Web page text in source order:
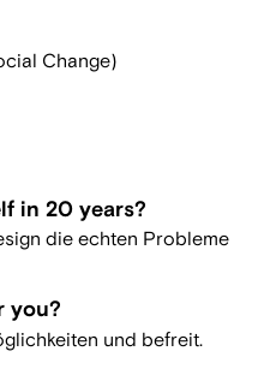
Change)
in 20 years?
die echten Probleme
you?
und befreit.